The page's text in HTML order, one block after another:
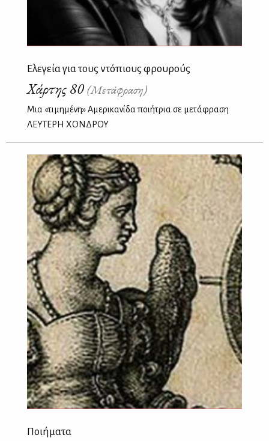
Ελεγεία για τους ντόπιους φρουρούς
Χάρτης 80(Μετάφραση)
Μια «τιμημένη» Αμερικανίδα ποιήτρια σε μετάφραση
ΛΕΥΤΕΡΗ ΧΟΝΔΡΟΥ
Ποιήματα